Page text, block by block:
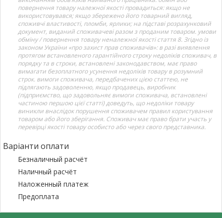
повернення товару належної якості провадиться: якщо не
використовувався; якщо збережено його товарний вигляд,
споживчі властивості, пломби, ярлики; на підставі розрахунковий
документ, виданий споживачеві разом з проданим товаром. умови
обміну / повернення товару неналежної якості стаття 8. Згідно із
законом України «про захист прав споживачів»: в разі виявлення
протягом встановленого гарантійного строку недоліків споживач, в
порядку та в строки, встановлені законодавством, має право
вимагати безоплатного усунення недоліків товару в розумний
строк. вимоги споживача, передбачених цією статтею, не
підлягають задоволенню, якщо продавець, виробник
(підприємство, що задовольняє вимоги споживача, встановлені
частиною першою цієї статті) доведуть, що недоліки товару
виникли внаслідок порушення споживачем правил користування
товаром або його зберігання. Споживач має право брати участь у
перевірці якості товару особисто або через свого представника.
Варіанти оплати
Безналичный расчёт
Наличный расчёт
Наложенный платеж
Предоплата